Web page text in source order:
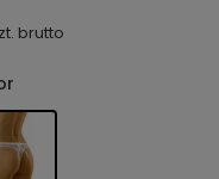
brutto